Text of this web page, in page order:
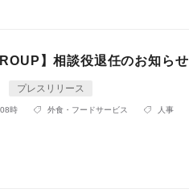
】相談役退任のお知らせ
プレスリリース
時 外食・フードサービス 人事